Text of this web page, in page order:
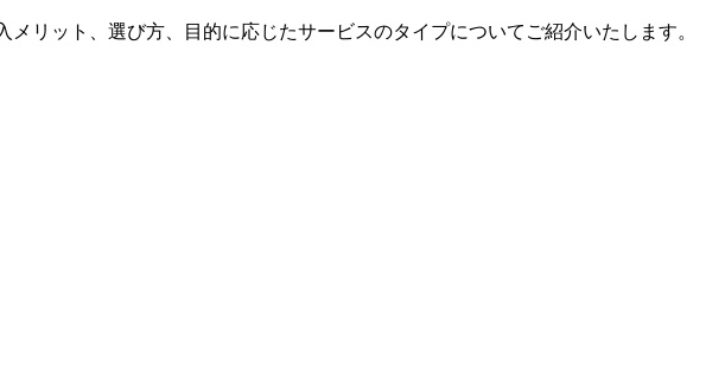
リット、選び方、目的に応じたサービスのタイプについてご紹介いたします。